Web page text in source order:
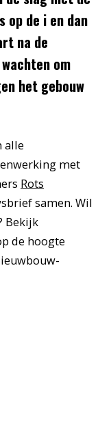
op de i en dan
na de
om
het gebouw
alle
met
Rots
samen. Wil
Bekijk
de hoogte